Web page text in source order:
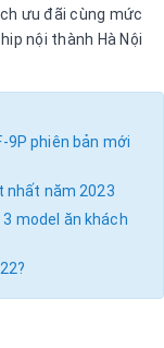
ưu đãi cùng mức
nội thành Hà Nội
9P phiên bản mới
nhất năm 2023
model ăn khách